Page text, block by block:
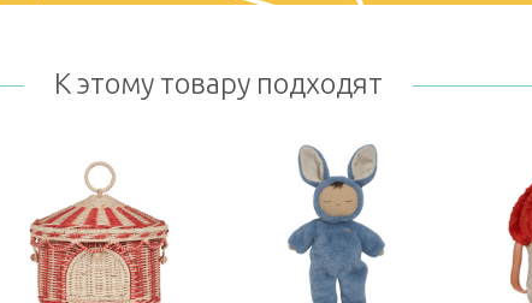
К этому товару подходят